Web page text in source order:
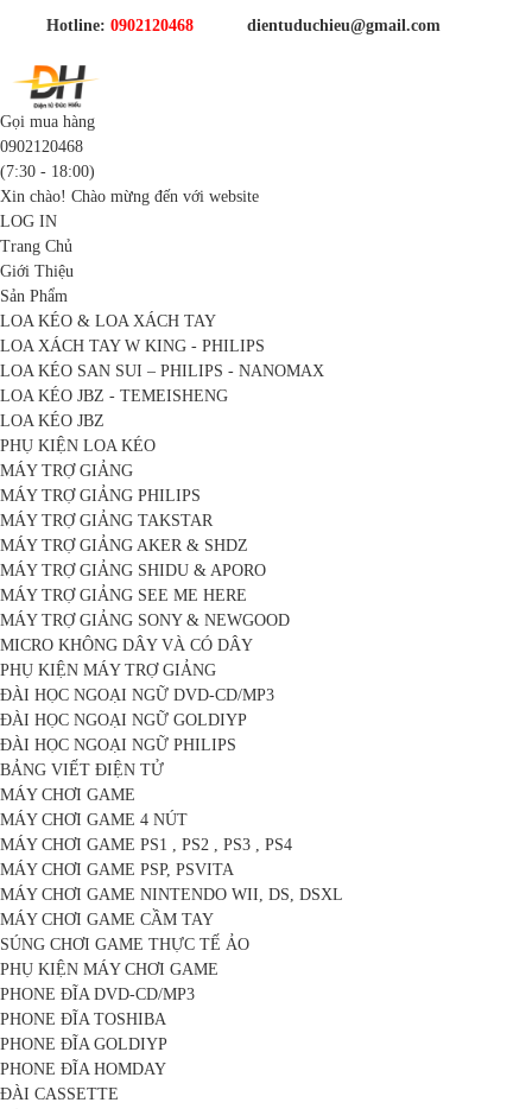
Hotline: 0902120468 dientuduchieu@gmail.com
Gọi mua hàng
0902120468
(7:30 - 18:00)
Xin chào! Chào mừng đến với website
LOG IN
Trang Chủ
Giới Thiệu
Sản Phẩm
LOA KÉO & LOA XÁCH TAY
LOA XÁCH TAY W KING - PHILIPS
LOA KÉO SAN SUI – PHILIPS - NANOMAX
LOA KÉO JBZ - TEMEISHENG
LOA KÉO JBZ
PHỤ KIỆN LOA KÉO
MÁY TRỢ GIẢNG
MÁY TRỢ GIẢNG PHILIPS
MÁY TRỢ GIẢNG TAKSTAR
MÁY TRỢ GIẢNG AKER & SHDZ
MÁY TRỢ GIẢNG SHIDU & APORO
MÁY TRỢ GIẢNG SEE ME HERE
MÁY TRỢ GIẢNG SONY & NEWGOOD
MICRO KHÔNG DÂY VÀ CÓ DÂY
PHỤ KIỆN MÁY TRỢ GIẢNG
ĐÀI HỌC NGOẠI NGỮ DVD-CD/MP3
ĐÀI HỌC NGOẠI NGỮ GOLDIYP
ĐÀI HỌC NGOẠI NGỮ PHILIPS
BẢNG VIẾT ĐIỆN TỬ
MÁY CHƠI GAME
MÁY CHƠI GAME 4 NÚT
MÁY CHƠI GAME PS1 , PS2 , PS3 , PS4
MÁY CHƠI GAME PSP, PSVITA
MÁY CHƠI GAME NINTENDO WII, DS, DSXL
MÁY CHƠI GAME CẦM TAY
SÚNG CHƠI GAME THỰC TẾ ẢO
PHỤ KIỆN MÁY CHƠI GAME
PHONE ĐĨA DVD-CD/MP3
PHONE ĐĨA TOSHIBA
PHONE ĐĨA GOLDIYP
PHONE ĐĨA HOMDAY
ĐÀI CASSETTE